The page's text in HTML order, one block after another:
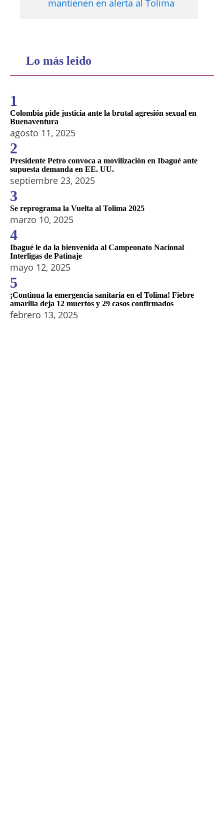
mantienen en alerta al Tolima
Lo más leido
1
Colombia pide justicia ante la brutal agresión sexual en
Buenaventura
agosto 11, 2025
2
Presidente Petro convoca a movilización en Ibagué ante
supuesta demanda en EE. UU.
septiembre 23, 2025
3
Se reprograma la Vuelta al Tolima 2025
marzo 10, 2025
4
Ibagué le da la bienvenida al Campeonato Nacional
Interligas de Patinaje
mayo 12, 2025
5
¡Continua la emergencia sanitaria en el Tolima! Fiebre
amarilla deja 12 muertos y 29 casos confirmados
febrero 13, 2025